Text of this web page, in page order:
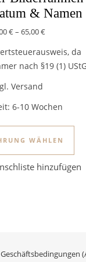
& Namen
€–65,00€
da
nach §19 (1)
Versand
6-10 Wochen
WÄHLEN